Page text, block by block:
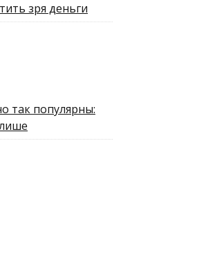
зря деньги
так популярны: